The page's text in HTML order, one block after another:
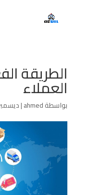
الطريقة
العملاء
بواسطةahmed
|ديسمبر 26,